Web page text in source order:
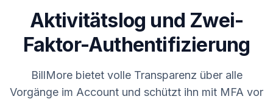
Aktivitätslog und Zwei-
Faktor-Authentifizierung
BillMore bietet volle Transparenz über alle
Vorgänge im Account und schützt ihn mit MFA vor